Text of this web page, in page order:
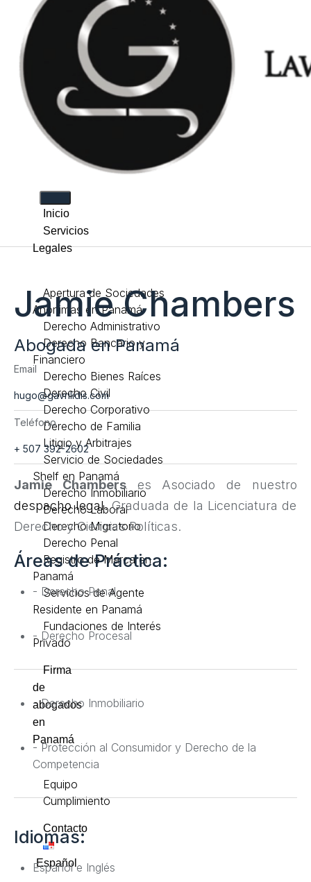
Inicio
Servicios
Legales
Apertura de Sociedades
Anónimas en Panamá
Derecho Administrativo
Derecho Bancario y
Financiero
Derecho Bienes Raíces
Derecho Civil
Derecho Corporativo
Derecho de Familia
Litigio y Arbitrajes
Servicio de Sociedades
Shelf en Panamá
Derecho Inmobiliario
Derecho Laboral
Derecho Migratorio
Derecho Penal
Registro de Marca en
Panamá
Servicios de Agente
Residente en Panamá
Fundaciones de Interés
Privado
Firma
de
abogados
en
Panamá
Equipo
Cumplimiento
Contacto
Español
Jamie Chambers
Abogada en Panamá
Email
hugo@gavrilidis.com
Teléfono
+ 507 392-2602
Jamie Chamberses Asociado de nuestro
despacho legal.Graduada de la Licenciatura de
Derecho y Ciencias Políticas.
Áreas de Práctica:
- Derecho Penal
- Derecho Procesal
- Derecho Inmobiliario
- Protección al Consumidor y Derecho de la
Competencia
Idiomas:
Español e Inglés